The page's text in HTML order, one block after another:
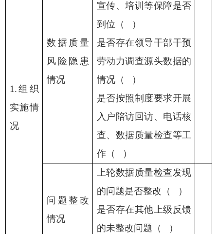
1.组织
实施情
况
数据质量
风险隐患
情况
宣传、培训等保障是否
到位（
）
是否存在领导干部干预
劳动力调查源头数据的
情况（
）
是否按照制度要求开展
入户陪访回访、电话核
查、数据质量检查等工
作（
）
问题整改
情况
上轮数据质量检查发现
的问题是否整改（
）
是否存在其他上级反馈
的未整改问题（
）